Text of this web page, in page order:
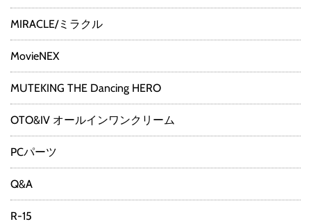
MIRACLE/ミラクル
MovieNEX
MUTEKING THE Dancing HERO
OTO&IV オールインワンクリーム
PCパーツ
Q&A
R-15